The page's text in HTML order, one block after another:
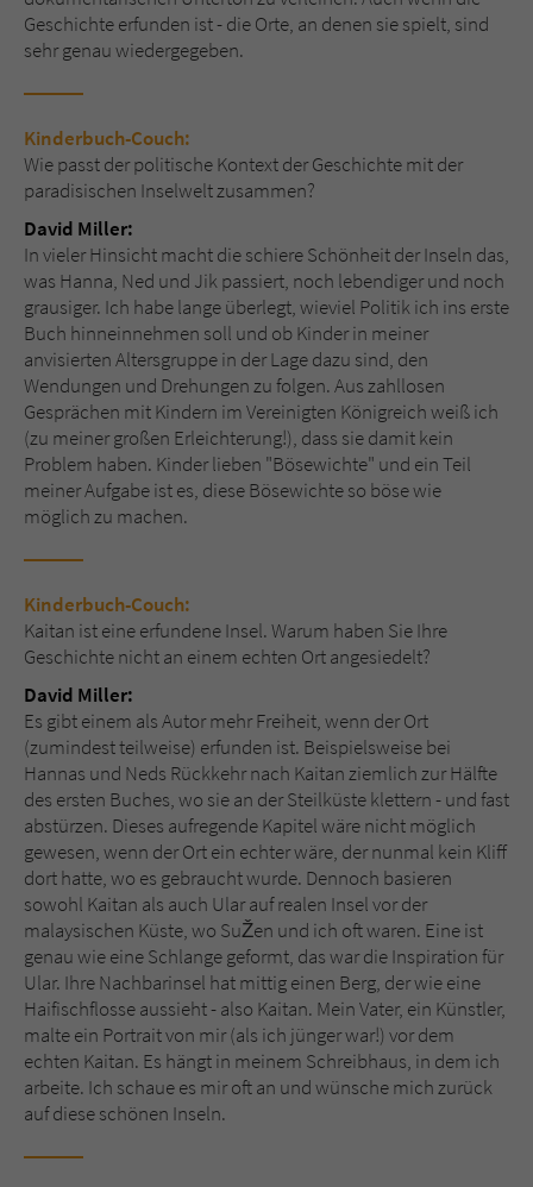
Geschichte erfunden ist - die Orte, an denen sie spielt, sind
sehr genau wiedergegeben.
Kinderbuch-Couch:
Wie passt der politische Kontext der Geschichte mit der
paradisischen Inselwelt zusammen?
David Miller:
In vieler Hinsicht macht die schiere Schönheit der Inseln das,
was Hanna, Ned und Jik passiert, noch lebendiger und noch
grausiger. Ich habe lange überlegt, wieviel Politik ich ins erste
Buch hinneinnehmen soll und ob Kinder in meiner
anvisierten Altersgruppe in der Lage dazu sind, den
Wendungen und Drehungen zu folgen. Aus zahllosen
Gesprächen mit Kindern im Vereinigten Königreich weiß ich
(zu meiner großen Erleichterung!), dass sie damit kein
Problem haben. Kinder lieben "Bösewichte" und ein Teil
meiner Aufgabe ist es, diese Bösewichte so böse wie
möglich zu machen.
Kinderbuch-Couch:
Kaitan ist eine erfundene Insel. Warum haben Sie Ihre
Geschichte nicht an einem echten Ort angesiedelt?
David Miller:
Es gibt einem als Autor mehr Freiheit, wenn der Ort
(zumindest teilweise) erfunden ist. Beispielsweise bei
Hannas und Neds Rückkehr nach Kaitan ziemlich zur Hälfte
des ersten Buches, wo sie an der Steilküste klettern - und fast
abstürzen. Dieses aufregende Kapitel wäre nicht möglich
gewesen, wenn der Ort ein echter wäre, der nunmal kein Kliff
dort hatte, wo es gebraucht wurde. Dennoch basieren
sowohl Kaitan als auch Ular auf realen Insel vor der
malaysischen Küste, wo SuŽen und ich oft waren. Eine ist
genau wie eine Schlange geformt, das war die Inspiration für
Ular. Ihre Nachbarinsel hat mittig einen Berg, der wie eine
Haifischflosse aussieht - also Kaitan. Mein Vater, ein Künstler,
malte ein Portrait von mir (als ich jünger war!) vor dem
echten Kaitan. Es hängt in meinem Schreibhaus, in dem ich
arbeite. Ich schaue es mir oft an und wünsche mich zurück
auf diese schönen Inseln.